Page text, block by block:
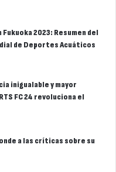
2023: Resumen del
de Deportes Acuáticos
inigualable y mayor
FC 24 revoluciona el
a las críticas sobre su